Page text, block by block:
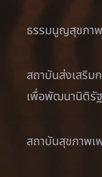
ธรรมนูญสุขภาพ
สถาบันส่งเสริม
เพื่อพัฒนานิติรัฐ
สถาบันสุขภาพเ